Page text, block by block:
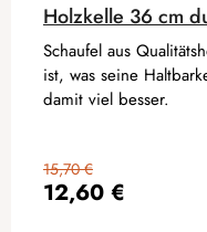
Holzkelle 36 cm
12,60 €
15,70 €
Schaufel aus
ist, was seine
damit viel besser.